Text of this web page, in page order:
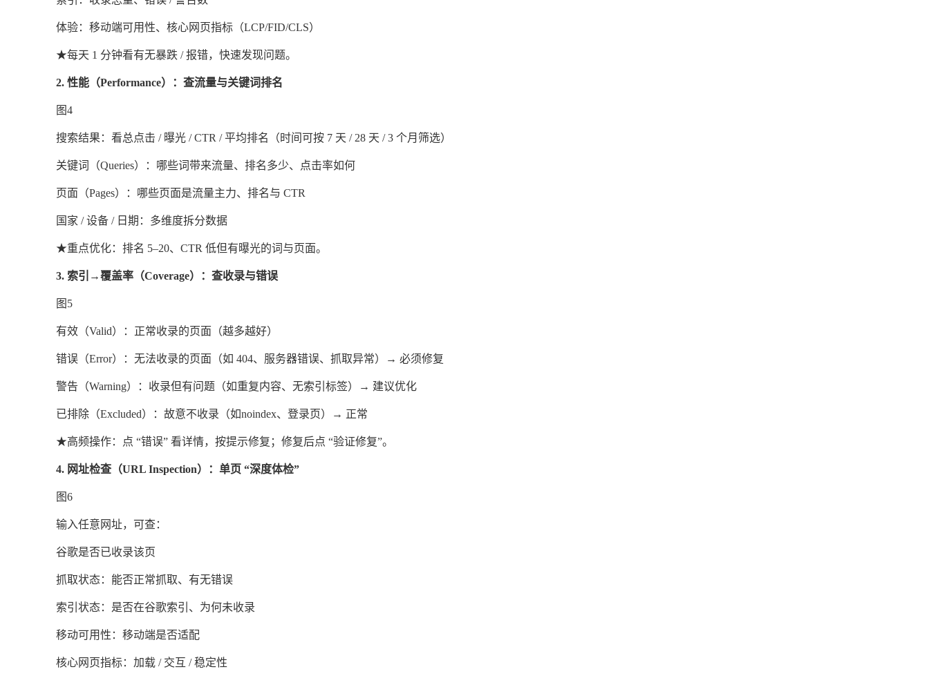
体验：移动端可用性、核心网页指标（LCP/FID/CLS）
★每天 1 分钟看有无暴跌 / 报错，快速发现问题。
2. 性能（Performance）：查流量与关键词排名
图4
搜索结果：看总点击 / 曝光 / CTR / 平均排名（时间可按 7 天 / 28 天 / 3 个月筛选）
关键词（Queries）：哪些词带来流量、排名多少、点击率如何
页面（Pages）：哪些页面是流量主力、排名与 CTR
国家 / 设备 / 日期：多维度拆分数据
★重点优化：排名 5–20、CTR 低但有曝光的词与页面。
3. 索引→覆盖率（Coverage）：查收录与错误
图5
有效（Valid）：正常收录的页面（越多越好）
错误（Error）：无法收录的页面（如 404、服务器错误、抓取异常）→ 必须修复
警告（Warning）：收录但有问题（如重复内容、无索引标签）→ 建议优化
已排除（Excluded）：故意不收录（如noindex、登录页）→ 正常
★高频操作：点 “错误” 看详情，按提示修复；修复后点 “验证修复”。
4. 网址检查（URL Inspection）：单页 “深度体检”
图6
输入任意网址，可查：
谷歌是否已收录该页
抓取状态：能否正常抓取、有无错误
索引状态：是否在谷歌索引、为何未收录
移动可用性：移动端是否适配
核心网页指标：加载 / 交互 / 稳定性